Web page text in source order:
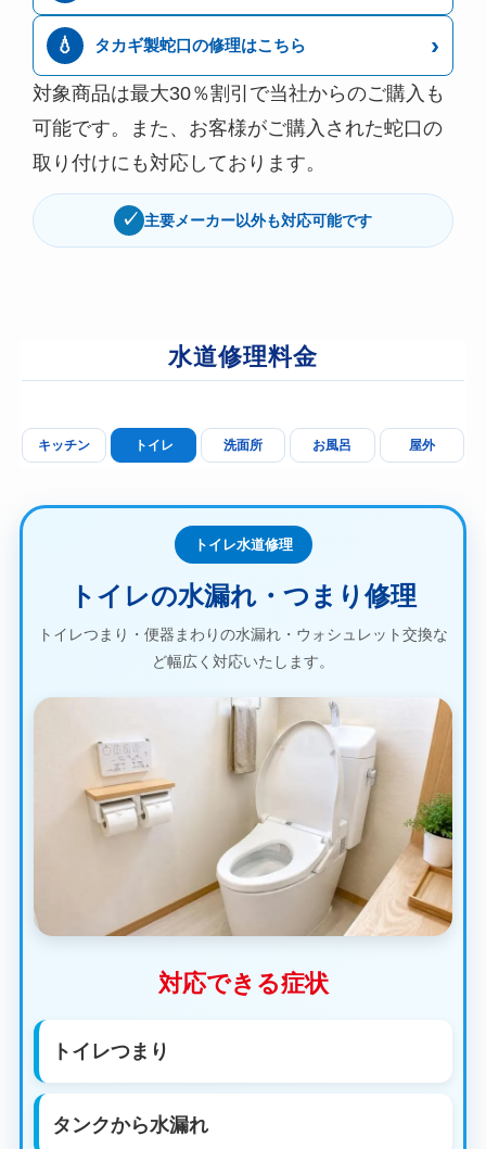
💧 タカギ製蛇口の修理はこちら ›
対象商品は最大30％割引で当社からのご購入も
可能です。また、お客様がご購入された蛇口の
取り付けにも対応しております。
✓ 主要メーカー以外も対応可能です
水道修理料金
キッチン トイレ 洗面所 お風呂 屋外
トイレ水道修理
トイレの水漏れ・つまり修理
トイレつまり・便器まわりの水漏れ・ウォシュレット交換な
ど幅広く対応いたします。
対応できる症状
トイレつまり
タンクから水漏れ